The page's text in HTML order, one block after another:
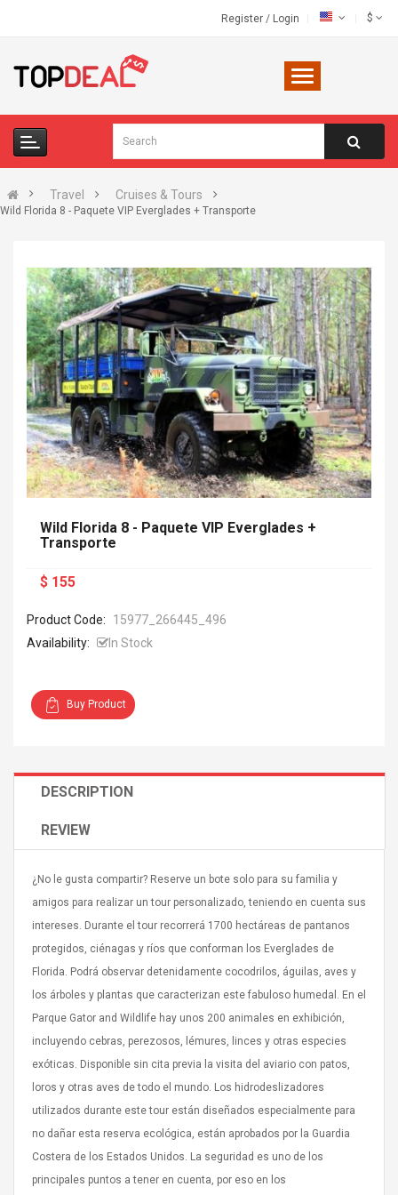
Register / Login $
Travel Cruises & Tours
Wild Florida 8 - Paquete VIP Everglades + Transporte
UHF Guitarra
Jasper
Hole:
15.7"
Color
Universal Usb Charger
Adapter 5v/2.1a Ac Usb
Adapter For Samsung
Mobile Universal Charging
Charge Adapter
$ 1.72
$ 2.46
High Quality Retro Game
Plus 6s 7 8 Plus TPU
Phone Back Game
Consoles Cover For
$ 6.86
$ 11.43
Zdm 24 Key Ir Control
Wild Florida 8 - Paquete VIP Everglades +
Transporte
$ 155
Product Code:
15977_266445_496
Availability:
In Stock
Buy Product
DESCRIPTION
REVIEW
¿No le gusta compartir? Reserve un bote solo para su familia y
amigos para realizar un tour personalizado, teniendo en cuenta sus
intereses. Durante el tour recorrerá 1700 hectáreas de pantanos
protegidos, ciénagas y ríos que conforman los Everglades de
Florida. Podrá observar detenidamente cocodrilos, águilas, aves y
los árboles y plantas que caracterizan este fabuloso humedal. En el
Parque Gator and Wildlife hay unos 200 animales en exhibición,
incluyendo cebras, perezosos, lémures, linces y otras especies
exóticas. Disponible sin cita previa la visita del aviario con patos,
loros y otras aves de todo el mundo. Los hidrodeslizadores
utilizados durante este tour están diseñados especialmente para
no dañar esta reserva ecológica, están aprobados por la Guardia
Costera de los Estados Unidos. La seguridad es uno de los
principales puntos a tener en cuenta, por eso en los